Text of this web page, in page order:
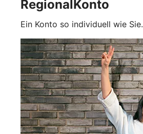
RegionalKonto
Ein Konto so individuell wie Sie.